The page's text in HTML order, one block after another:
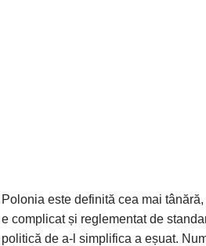
Polonia este definită cea mai
e complicat și reglementat de
politică de a-l simplifica a eșuat.